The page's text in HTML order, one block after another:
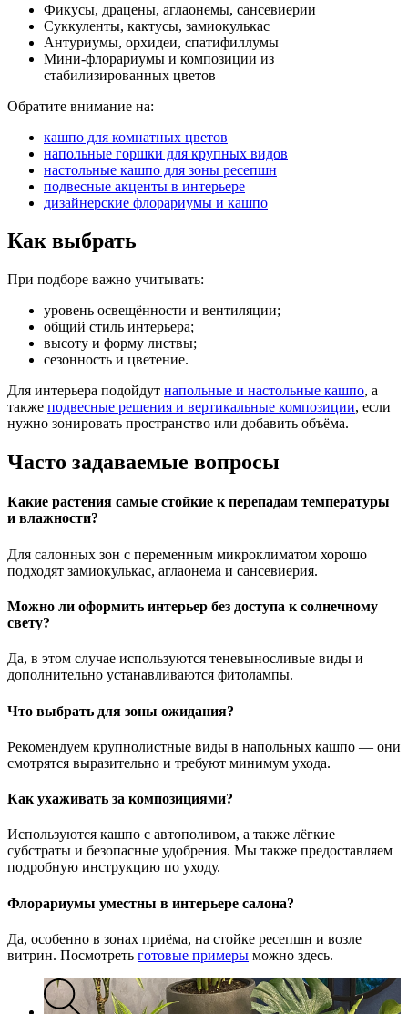
Фикусы, драцены, аглаонемы, сансевиерии
Суккуленты, кактусы, замиокулькас
Антуриумы, орхидеи, спатифиллумы
Мини-флорариумы и композиции из
стабилизированных цветов
Обратите внимание на:
кашпо для комнатных цветов
напольные горшки для крупных видов
настольные кашпо для зоны ресепшн
подвесные акценты в интерьере
дизайнерские флорариумы и кашпо
Как выбрать
При подборе важно учитывать:
уровень освещённости и вентиляции;
общий стиль интерьера;
высоту и форму листвы;
сезонность и цветение.
Для интерьера подойдут напольные и настольные кашпо, а
также подвесные решения и вертикальные композиции, если
нужно зонировать пространство или добавить объёма.
Часто задаваемые вопросы
Какие растения самые стойкие к перепадам температуры
и влажности?
Для салонных зон с переменным микроклиматом хорошо
подходят замиокулькас, аглаонема и сансевиерия.
Можно ли оформить интерьер без доступа к солнечному
свету?
Да, в этом случае используются теневыносливые виды и
дополнительно устанавливаются фитолампы.
Что выбрать для зоны ожидания?
Рекомендуем крупнолистные виды в напольных кашпо — они
смотрятся выразительно и требуют минимум ухода.
Как ухаживать за композициями?
Используются кашпо с автополивом, а также лёгкие
субстраты и безопасные удобрения. Мы также предоставляем
подробную инструкцию по уходу.
Флорариумы уместны в интерьере салона?
Да, особенно в зонах приёма, на стойке ресепшн и возле
витрин. Посмотреть готовые примеры можно здесь.